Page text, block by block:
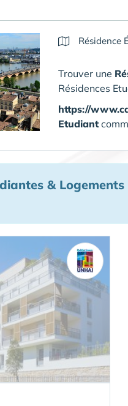
Résidence
Trouver une
Résidences
https://
Etudiant
&